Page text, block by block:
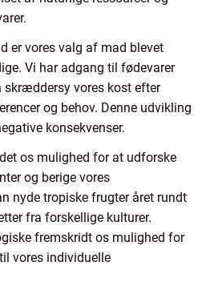
er vores valg af mad blevet
Vi har adgang til fødevarer
skræddersy vores kost efter
og behov. Denne udvikling
konsekvenser.
os mulighed for at udforske
og berige vores
nyde tropiske frugter året rundt
fra forskellige kulturer.
fremskridt os mulighed for
vores individuelle